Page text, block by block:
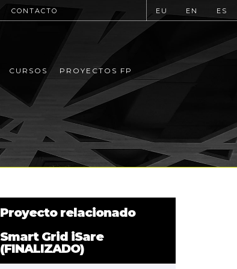
CONTACTO EU EN ES
CURSOS PROYECTOS FP
Proyecto relacionado
Smart Grid iSare
(FINALIZADO)